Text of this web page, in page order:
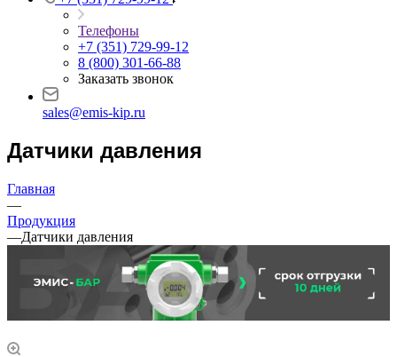
Телефоны
+7 (351) 729-99-12
8 (800) 301-66-88
Заказать звонок
sales@emis-kip.ru
Датчики давления
Главная
—
Продукция
—Датчики давления